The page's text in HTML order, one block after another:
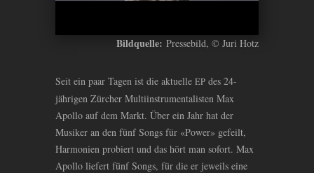
Bildquelle: Pressebild, © Juri Hotz
Seit ein paar Tagen ist die aktuelle EP des 24-
jährigen Zürcher Multiinstrumentalisten Max
Apollo auf dem Markt. Über ein Jahr hat der
Musiker an den fünf Songs für «Power» gefeilt,
Harmonien probiert und das hört man sofort. Max
Apollo liefert fünf Songs, für die er jeweils eine